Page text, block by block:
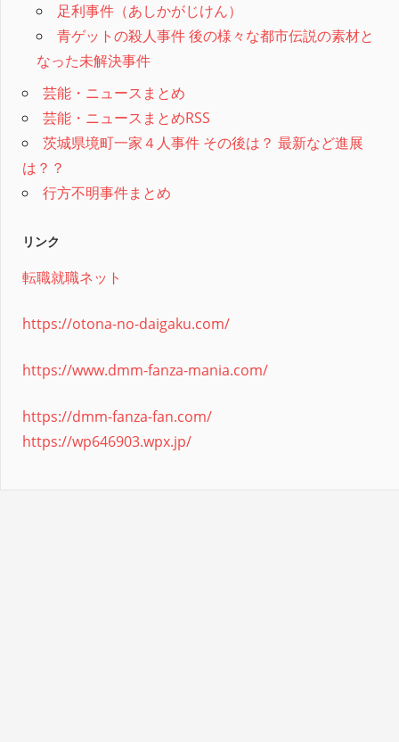
足利事件（あしかがじけん）
青ゲットの殺人事件 後の様々な都市伝説の素材と
なった未解決事件
芸能・ニュースまとめ
芸能・ニュースまとめRSS
茨城県境町一家４人事件 その後は？ 最新など進展
は？？
行方不明事件まとめ
リンク
転職就職ネット
https://otona-no-daigaku.com/
https://www.dmm-fanza-mania.com/
https://dmm-fanza-fan.com/
https://wp646903.wpx.jp/